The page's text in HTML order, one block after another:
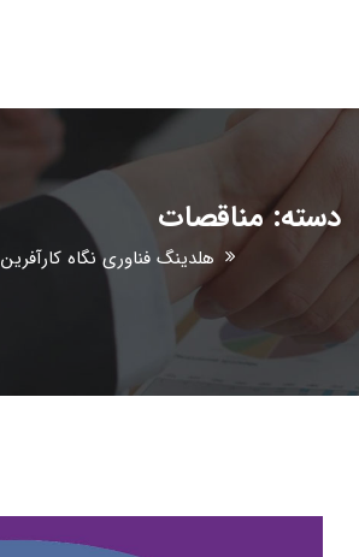
دسته:مناقصات
هلدینگ فناوری نگاه کارآفرین